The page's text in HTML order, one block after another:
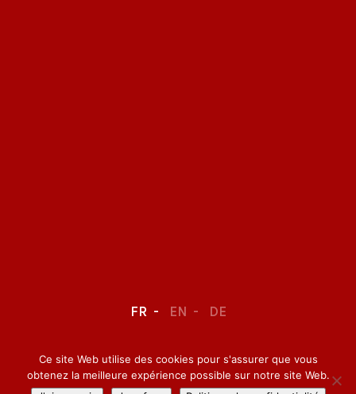
FR EN DE
LEGAL NOTICE–CONFIDENTIALITY
Ce site Web utilise des cookies pour s'assurer que vous
obtenez la meilleure expérience possible sur notre site Web.